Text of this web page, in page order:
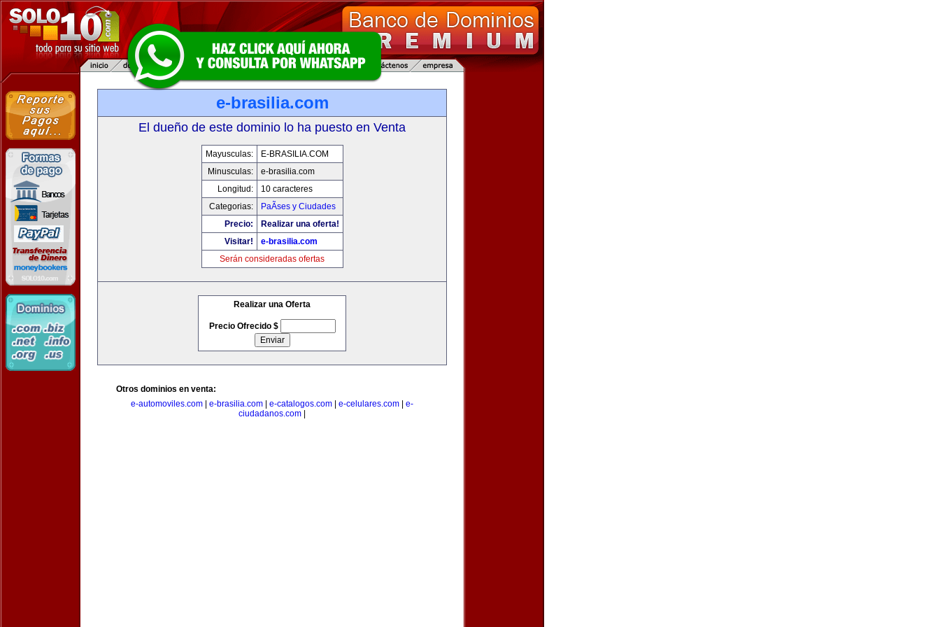
e-brasilia.com
El dueño de este dominio lo ha puesto en Venta
Mayusculas:
E-BRASILIA.COM
Minusculas:
e-brasilia.com
Longitud:
10 caracteres
Categorias:
PaÃ­ses y Ciudades
Precio:
Realizar una oferta!
Visitar!
e-brasilia.com
Serán consideradas ofertas
Realizar una Oferta
Precio Ofrecido $
Otros dominios en venta:
e-automoviles.com
e-brasilia.com e-catalogos.com e-celulares.com
e-
ciudadanos.com